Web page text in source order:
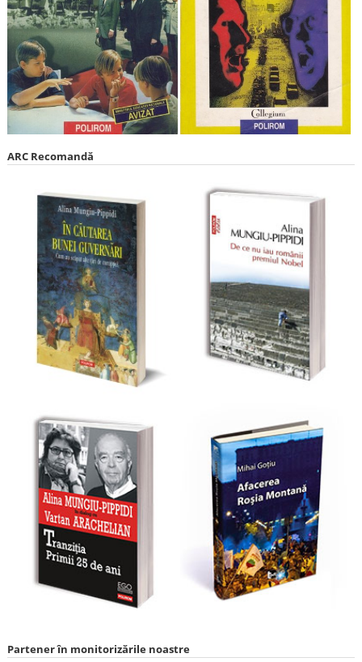
ARC Recomandă
Partener în monitorizările noastre